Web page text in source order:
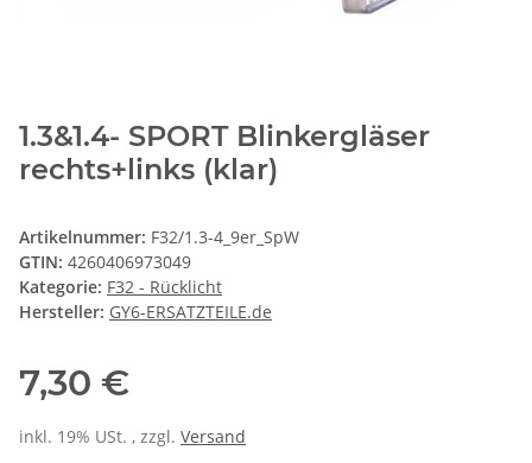
1.3&1.4- SPORT Blinkergläser
rechts+links (klar)
Artikelnummer: F32/1.3-4_9er_SpW
GTIN: 4260406973049
Kategorie: F32 - Rücklicht
Hersteller: GY6-ERSATZTEILE.de
7,30 €
inkl. 19% USt. , zzgl. Versand